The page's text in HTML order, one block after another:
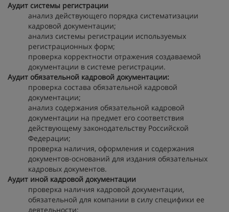
Аудит системы регистрации
анализ действующего порядка систематизации
кадровой документации;
анализ системы регистрации используемых
регистрационных форм;
проверка корректности отражения создаваемой
документации в системе регистрации.
Аудит обязательной кадровой документации:
проверка состава обязательной кадровой
документации;
анализ содержания обязательной кадровой
документации на предмет его соответствия
действующему законодательству Российской
Федерации;
проверка наличия, оформления и содержания
документов-оснований для издания обязательных
кадровых документов.
Аудит иной кадровой документации
проверка наличия кадровой документации,
обязательной для компании в силу специфики ее
деятельности;